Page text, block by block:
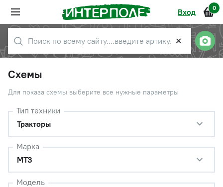
Вход 0
✕
Схемы
Для показа схемы выберите все нужные параметры
Тип техники
Тракторы
Марка
МТЗ
Модель